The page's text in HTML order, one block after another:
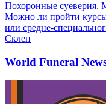
Похоронные суеверия.
Можно ли пройти
или средне-
Склеп
World Funeral